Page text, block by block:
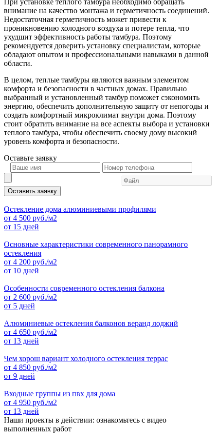
При установке теплого тамбура необходимо обращать
внимание на качество монтажа и герметичность соединений.
Недостаточная герметичность может привести к
проникновению холодного воздуха и потере тепла, что
ухудшит эффективность работы тамбура. Поэтому
рекомендуется доверить установку специалистам, которые
обладают опытом и профессиональными навыками в данной
области.
В целом, теплые тамбуры являются важным элементом
комфорта и безопасности в частных домах. Правильно
выбранный и установленный тамбур поможет сэкономить
энергию, обеспечить дополнительную защиту от непогоды и
создать комфортный микроклимат внутри дома. Поэтому
стоит обратить внимание на все аспекты выбора и установки
теплого тамбура, чтобы обеспечить своему дому высокий
уровень комфорта и безопасности.
Оставьте заявку
Оставить заявку
Остекление дома алюминиевыми профилями
от 4 500 руб./м2
от 15 дней
Основные характеристики современного панорамного
остекления
от 4 200 руб./м2
от 10 дней
Особенности современного остекления балкона
от 2 600 руб./м2
от 5 дней
Алюминиевые остекления балконов веранд лоджий
от 4 650 руб./м2
от 13 дней
Чем хорош вариант холодного остекления террас
от 4 850 руб./м2
от 9 дней
Входные группы из пвх для дома
от 4 950 руб./м2
от 13 дней
Наши проекты в действии: ознакомьтесь с видео
выполненных работ